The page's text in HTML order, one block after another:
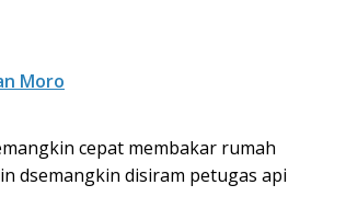
Moro
cepat membakar rumah
dsemangkin disiram petugas api